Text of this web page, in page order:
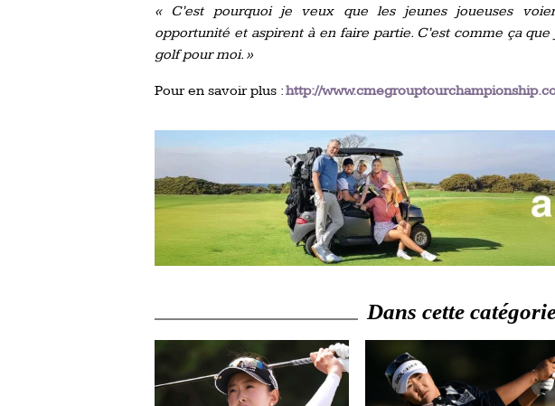
« C’est pourquoi je veux que les jeunes joueuses
opportunité et aspirent à en faire partie. C’est comme ça
golf pour moi. »
Pour en savoir plus :http://
Dans cette